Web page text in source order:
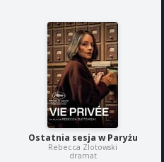
Ostatnia sesja w Paryżu
Rebecca Zlotowski
dramat